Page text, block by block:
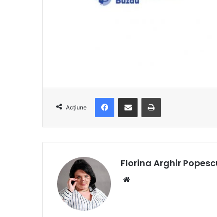
Acțiune
FacebookDistribuie prin e-mail Imprimare
Florina Arghir